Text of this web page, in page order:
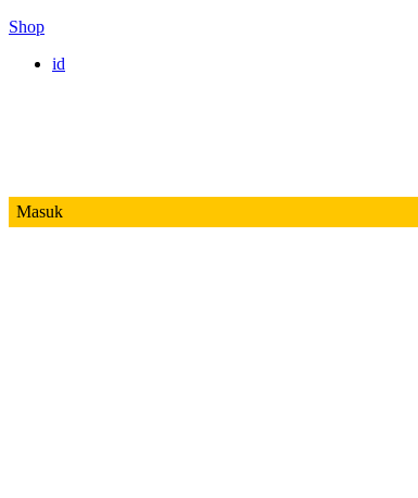
Shop
id
Masuk